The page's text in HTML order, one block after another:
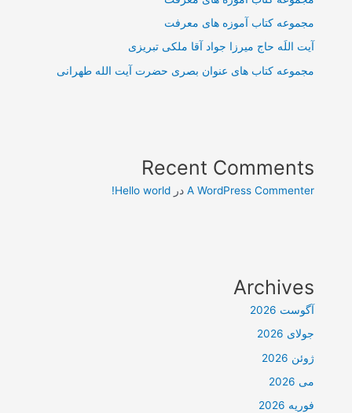
مجموعه کتاب آموزه های معرفت
آیت اللَه حاج میرزا جواد آقا ملکی تبریزی
مجموعه کتاب های عنوان بصری حضرت آیت الله طهرانی
Recent Comments
A WordPress Commenter درHello world!
Archives
آگوست 2026
جولای 2026
ژوئن 2026
می 2026
فوریه 2026